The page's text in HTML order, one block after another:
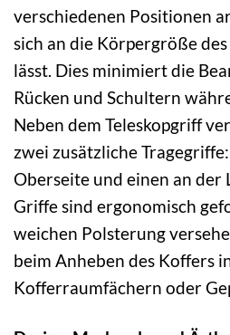
verschiedenen Positionen
sich an die Körpergröße
lässt. Dies minimiert die
Rücken und Schultern
Neben dem Teleskopgriff
zwei zusätzliche
Oberseite und einen an der
Griffe sind ergonomisch
weichen Polsterung
beim Anheben des Koffers
Kofferraumfächern oder